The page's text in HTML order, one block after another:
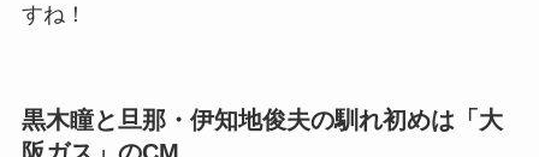
すね！
黒木瞳と旦那・伊知地俊夫の馴れ初めは「大